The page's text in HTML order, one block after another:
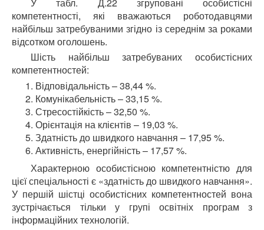
компетентності, які вважаються роботодавцями
найбільш затребуваними згідно із середнім за роками
відсотком оголошень.
Шість найбільш затребуваних особистісних
компетентностей:
Відповідальність – 38,44 %.
Комунікабельність – 33,15 %.
Стресостійкість – 32,50 %.
Орієнтація на клієнтів – 19,03 %.
Здатність до швидкого навчання – 17,95 %.
Активність, енергійність – 17,57 %.
Характерною особистісною компетентністю для
цієї спеціальності є «здатність до швидкого навчання».
У першій шістці особистісних компетентностей вона
зустрічається тільки у групі освітніх програм з
інформаційних технологій.